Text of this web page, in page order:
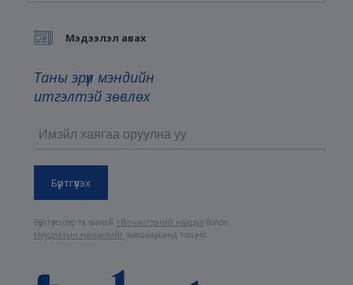
Мэдээлэл авах
Таны эрүүл мэндийн
итгэлтэй зөвлөх
Бүртгүүлснээр та манайҮйлчилгээний нөхцөл болон
Нууцлалын нөхцөлийг зөвшөөрсөнд тооцно.